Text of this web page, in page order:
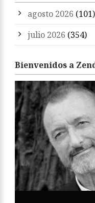
agosto 2026 (101)
julio 2026 (354)
Bienvenidos a